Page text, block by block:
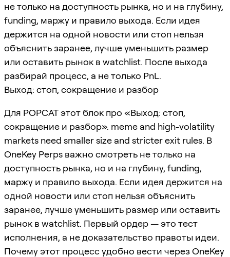
не только на доступность рынка, но и на глубину,
funding, маржу и правило выхода. Если идея
держится на одной новости или стоп нельзя
объяснить заранее, лучше уменьшить размер
или оставить рынок в watchlist. После выхода
разбирай процесс, а не только PnL.
Выход: стоп, сокращение и разбор
Для POPCAT этот блок про «Выход: стоп,
сокращение и разбор». meme and high-volatility
markets need smaller size and stricter exit rules. В
OneKey Perps важно смотреть не только на
доступность рынка, но и на глубину, funding,
маржу и правило выхода. Если идея держится на
одной новости или стоп нельзя объяснить
заранее, лучше уменьшить размер или оставить
рынок в watchlist. Первый ордер — это тест
исполнения, а не доказательство правоты идеи.
Почему этот процесс удобно вести через OneKey